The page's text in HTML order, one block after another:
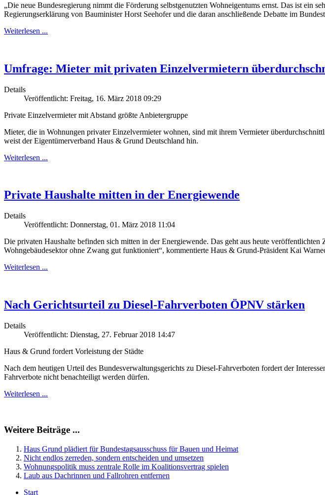
„Die neue Bundesregierung nimmt die Förderung selbstgenutzten Wohneigentums ernst. Das ist ein
Regierungserklärung von Bauminister Horst Seehofer und die daran anschließende Debatte im
Weiterlesen ...
Umfrage: Mieter mit privaten Einzelvermietern
Details
Veröffentlicht: Freitag, 16. März 2018 09:29
Private Einzelvermieter mit Abstand größte Anbietergruppe
Mieter, die in Wohnungen privater Einzelvermieter wohnen, sind mit ihrem Vermieter
weist der Eigentümerverband Haus & Grund Deutschland hin.
Weiterlesen ...
Private Haushalte mitten in der Energiewende
Details
Veröffentlicht: Donnerstag, 01. März 2018 11:04
Die privaten Haushalte befinden sich mitten in der Energiewende. Das geht aus heute
Wohngebäudesektor ohne Zwang gut funktioniert“, kommentierte Haus & Grund-Präsident Kai
Weiterlesen ...
Nach Gerichtsurteil zu Diesel-Fahrverboten ÖPNV stärken
Details
Veröffentlicht: Dienstag, 27. Februar 2018 14:47
Haus & Grund fordert Vorleistung der Städte
Nach dem heutigen Urteil des Bundesverwaltungsgerichts zu Diesel-Fahrverboten fordert der
Fahrverbote nicht benachteiligt werden dürfen.
Weiterlesen ...
Weitere Beiträge ...
Haus Grund plädiert für Bundestagsausschuss für Bauen und Heimat
Nicht endlos zerreden, sondern entscheiden und umsetzen
Wohnungspolitik muss zentrale Rolle im Koalitionsvertrag spielen
Laub aus Dachrinnen und Fallrohren entfernen
Start